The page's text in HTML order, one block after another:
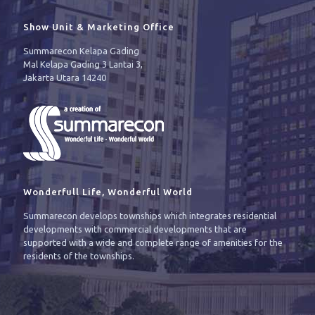
Show Unit & Marketing Office
Summarecon Kelapa Gading
Mal Kelapa Gading 3 Lantai 3,
Jakarta Utara 14240
Wonderfull Life, Wonderful World
Summarecon develops townships which integrates residential
developments with commercial developments that are
supported with a wide and complete range of amenities for the
residents of the townships.